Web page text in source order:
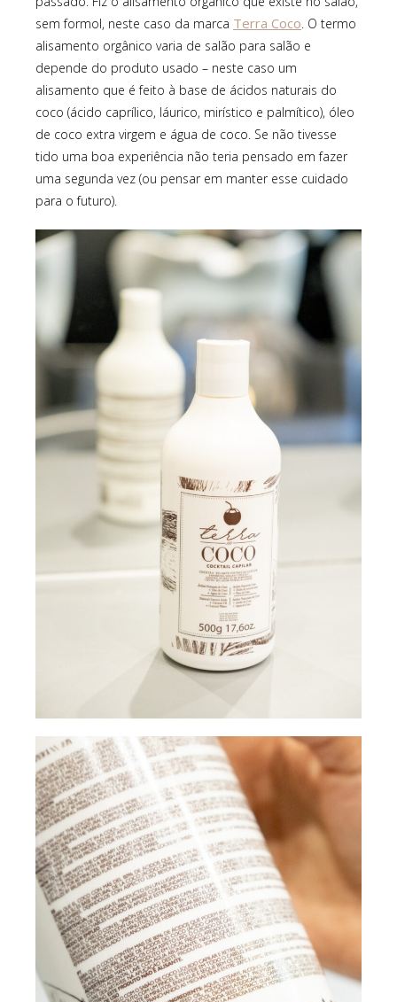
sem formol, neste caso da marca Terra Coco. O termo
alisamento orgânico varia de salão para salão e
depende do produto usado – neste caso um
alisamento que é feito à base de ácidos naturais do
coco (ácido caprílico, láurico, mirístico e palmítico), óleo
de coco extra virgem e água de coco. Se não tivesse
tido uma boa experiência não teria pensado em fazer
uma segunda vez (ou pensar em manter esse cuidado
para o futuro).